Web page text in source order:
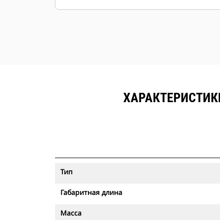
Тип
Габаритная длина
Масса